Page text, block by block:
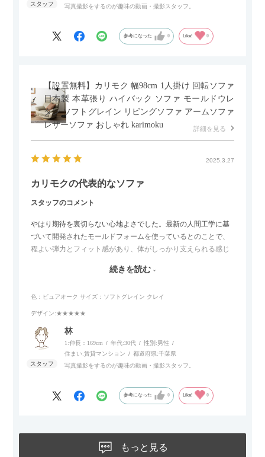
写真撮影をするのが趣味の動画・撮影スタッフ。
参考になった 0 Like! 0
【設置無料】カリモク 幅98cm 1人掛け 回転ソファ
日本製 本革張り ハイバック ソファ モールドウレ
タン ソフトグレイン リビングソファ アームソファ
レザーソファ おしゃれ karimoku
詳細を見る
2025.3.27
カリモクの代表的なソファ
スタッフのコメント
やはり期待を裏切らない心地よさでした。最新の人間工学に基
づいて開発されたモールドフォームを使っているとのことで、
程よい弾力とフィット感があり、体がしっかり支えられる感じ
リラックスタイムによさそうでした。回転タイプなので、個人
す。
続きを読む
色：ピュアオーク サイズ：ソフトグレイン クレイ
デザイン:★★★★★
林
1:伸長：169cm 年代:30代 性別:男性
住まい:賃貸マンション 都道府県:千葉県
写真撮影をするのが趣味の動画・撮影スタッフ。
参考になった 0 Like! 0
もっと見る